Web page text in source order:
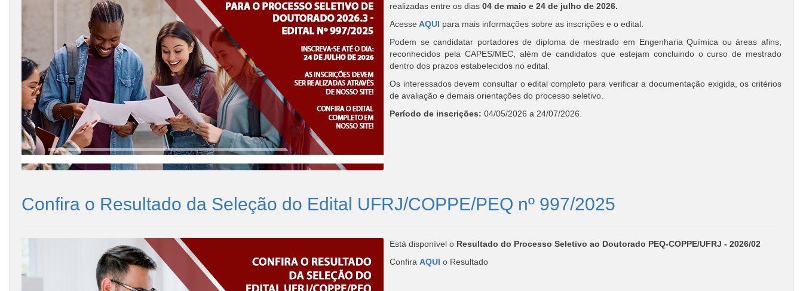
realizadas entre os dias 04 de maio e 24 de julho de 2026.
Acesse AQUI para mais informações sobre as inscrições e o edital
Podem se candidatar portadores de diploma de mestrado em Engenharia Química ou áreas afins,
reconhecidos pela CAPES/MEC, além de candidatos que estejam concluindo o curso de mestrado
dentro dos prazos estabelecidos no edital.
Os interessados devem consultar o edital completo para verificar a documentação exigida, os critérios
de avaliação e demais orientações do processo seletivo.
Período de inscrições: 04/05/2026 a 24/07/2026.
Confira o Resultado da Seleção do Edital UFRJ/COPPE/PEQ nº 997/2025
Está disponível o Resultado do Processo Seletivo ao Doutorado PEQ-COPPE/UFRJ - 2026/02
Confira AQUI o Resultado